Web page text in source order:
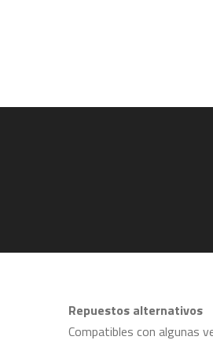
Repuestos alternativos
Compatibles con algunas